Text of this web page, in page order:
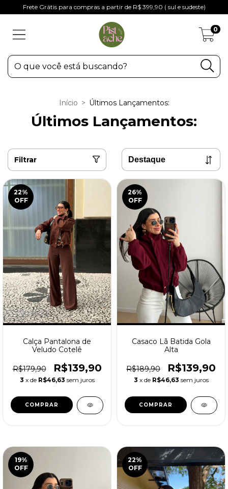
Frete Grátis para compras a partir de R$ 399,90 ( sul e sudeste)
0
Início > Últimos Lançamentos:
Últimos Lançamentos:
Filtrar
22%
OFF
Calça Pantalona de
Veludo Cotelê
R$179,90 R$139,90
3 x de R$46,63 sem juros
COMPRAR
26%
OFF
Casaco Lã Batida Gola
Alta
R$189,90 R$139,90
3 x de R$46,63 sem juros
COMPRAR
19%
OFF
22%
OFF